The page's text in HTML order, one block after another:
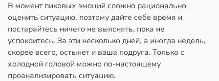
В момент пиковых эмоций сложно рационально
оценить ситуацию, поэтому дайте себе время и
постарайтесь ничего не выяснять, пока не
успокоитесь. За эти несколько дней, а иногда недель,
скорее всего, остынет и ваша подруга. Только с
холодной головой можно по-настоящему
проанализировать ситуацию.